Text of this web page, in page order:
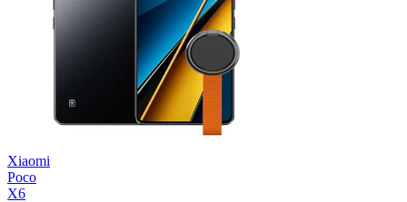
Xiaomi
Poco
X6